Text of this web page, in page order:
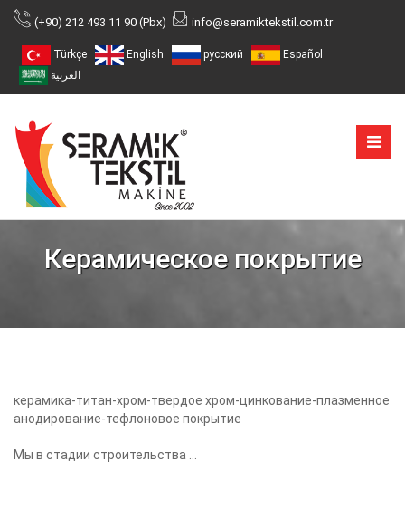
(+90) 212 493 11 90 (Pbx) info@seramiktekstil.com.tr
Türkçe English русский
Español
العربية
Керамическое покрытие
керамика-титан-хром-твердое хром-цинкование-плазменное
анодирование-тефлоновое покрытие
Мы в стадии строительства ...